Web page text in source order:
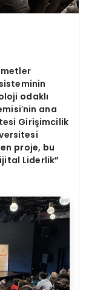
odaklı
’nin ana
Girişimcilik
proje, bu
Liderlik”